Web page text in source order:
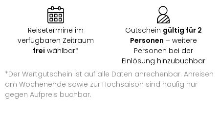
Reisetermine im
verfügbaren Zeitraum
frei wählbar*
Gutschein gültig für 2
Personen – weitere
Personen bei der
Einlösung hinzubuchbar
*Der Wertgutschein ist auf alle Daten anrechenbar. Anreisen
am Wochenende sowie zur Hochsaison sind häufig nur
gegen Aufpreis buchbar.